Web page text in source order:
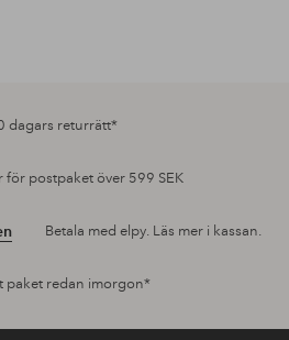
dagars returrätt*
för postpaket över 599 SEK
Betala med elpy. Läs mer i kassan.
paket redan imorgon*